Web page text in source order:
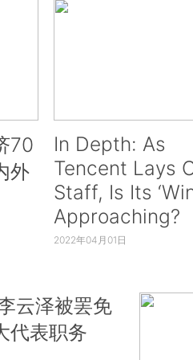
70
外
In Depth: As
Tencent Lays
Staff, Is Its
Approaching?
2022年04月01日
云泽被罢免
代表职务